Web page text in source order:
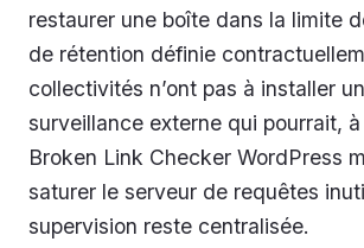
restaurer une boîte dans la limite
de rétention définie
collectivités n’ont pas à installer
surveillance externe qui pourrait, à
Broken Link Checker WordPress
saturer le serveur de requêtes
supervision reste centralisée.